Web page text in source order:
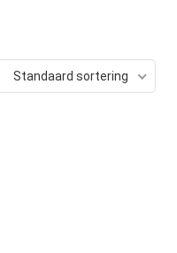
Standaard sortering